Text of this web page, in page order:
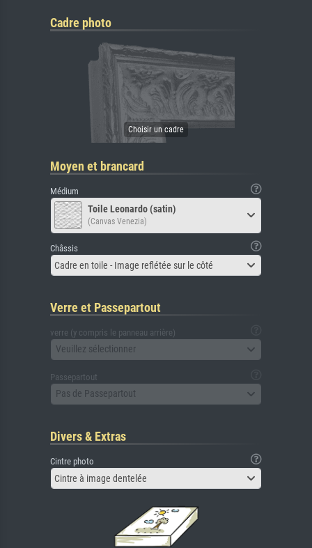
Cadre photo
Moyen et brancard
Médium
Toile Leonardo (satin)
(Canvas Venezia)
Châssis
Cadre en toile - Image reflétée sur le côté
Verre et Passepartout
verre (y compris le panneau arrière)
Veuillez sélectionner
Passepartout
Pas de Passepartout
Divers & Extras
Cintre photo
Cintre à image dentelée